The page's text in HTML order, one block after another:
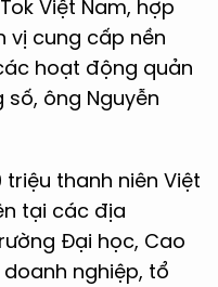
Việt Nam, hợp
vị cung cấp nền
hoạt động quản
ông Nguyễn
thanh niên Việt
tại các địa
Đại học, Cao
nghiệp, tổ